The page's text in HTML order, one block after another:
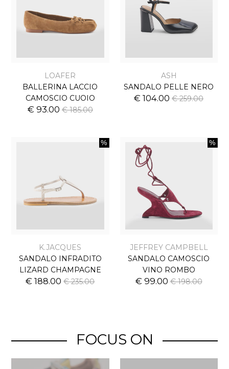
LOAFER
BALLERINA LACCIO
CAMOSCIO CUOIO
€ 93.00 € 185.00
ASH
SANDALO PELLE NERO
€ 104.00€ 259.00
K.JACQUES
SANDALO INFRADITO
LIZARD CHAMPAGNE
€ 188.00€ 235.00
JEFFREY CAMPBELL
SANDALO CAMOSCIO
VINO ROMBO
€ 99.00€ 198.00
FOCUS ON